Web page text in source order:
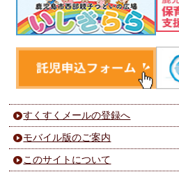
すくすくメールの登録へ
モバイル版のご案内
このサイトについて